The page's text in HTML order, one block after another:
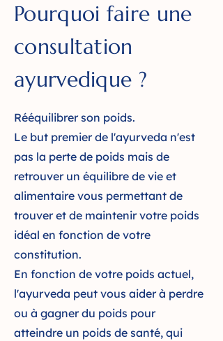
Pourquoi faire une
consultation
ayurvedique ?
Rééquilibrer son poids.
Le but premier de l'ayurveda n'est
pas la perte de poids mais de
retrouver un équilibre de vie et
alimentaire vous permettant de
trouver et de maintenir votre poids
idéal en fonction de votre
constitution.
En fonction de votre poids actuel,
l'ayurveda peut vous aider à perdre
ou à gagner du poids pour
atteindre un poids de santé, qui